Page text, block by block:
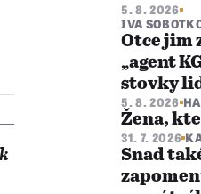
5. 8. 2026
IVA
Otce jim
„agent
stovky
5. 8. 2026
Žena,
31. 7. 2026
Snad